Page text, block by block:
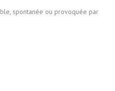
spontanée ou provoquée par